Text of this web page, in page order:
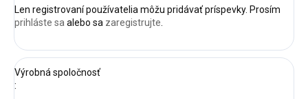
Len registrovaní používatelia môžu pridávať príspevky. Prosím
prihláste sa alebo sa zaregistrujte
Výrobná spoločnosť
: